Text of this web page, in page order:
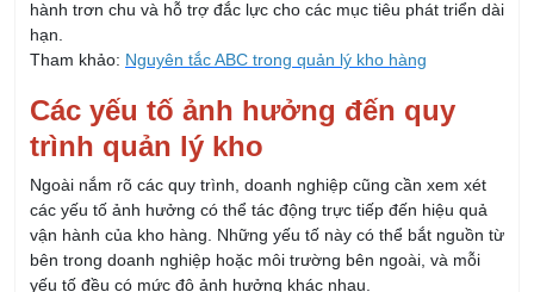
Tham khảo:Nguyên tắc ABC trong quản lý kho hàng
Các yếu tố ảnh hưởng đến quy
trình quản lý kho
Ngoài nắm rõ các quy trình, doanh nghiệp cũng cần xem xét
các yếu tố ảnh hưởng có thể tác động trực tiếp đến hiệu quả
vận hành của kho hàng. Những yếu tố này có thể bắt nguồn từ
bên trong doanh nghiệp hoặc môi trường bên ngoài, và mỗi
yếu tố đều có mức độ ảnh hưởng khác nhau.
Loại hình hàng hóa: Các sản phẩm có tính chất